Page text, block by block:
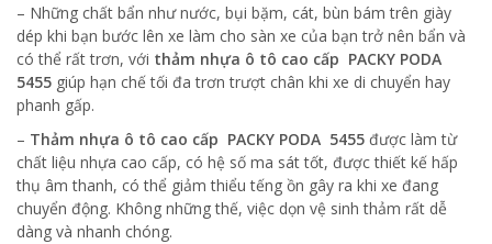
– Những chất bẩn như nước, bụi bặm, cát, bùn bám trên giày
dép khi bạn bước lên xe làm cho sàn xe của bạn trở nên bẩn và
có thể rất trơn, với thảm nhựa ô tô cao cấp PACKY PODA
5455 giúp hạn chế tối đa trơn trượt chân khi xe di chuyển hay
phanh gấp.
– Thảm nhựa ô tô cao cấp PACKY PODA 5455 được làm từ
chất liệu nhựa cao cấp, có hệ số ma sát tốt, được thiết kế hấp
thụ âm thanh, có thể giảm thiểu tếng ồn gây ra khi xe đang
chuyển động. Không những thế, việc dọn vệ sinh thảm rất dễ
dàng và nhanh chóng.